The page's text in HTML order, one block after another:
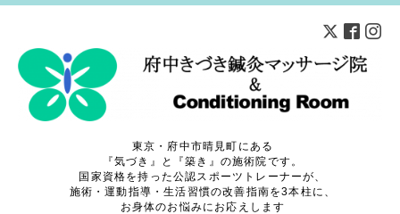
東京・府中市晴見町にある
『気づき』と『築き』の施術院です。
国家資格を持った公認スポーツトレーナーが、
施術・運動指導・生活習慣の改善指南を3本柱に、
お身体のお悩みにお応えします